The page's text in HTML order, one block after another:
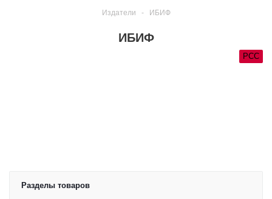
Издатели - ИБИФ
ИБИФ
РСС
Разделы товаров